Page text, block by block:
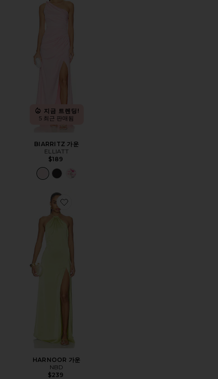
지금 트렌딩!
5 최근 판매됨
BIARRITZ 가운
ELLIATT
$189
Favorite HARNOOR 가운
HARNOOR 가운
NBD
$239